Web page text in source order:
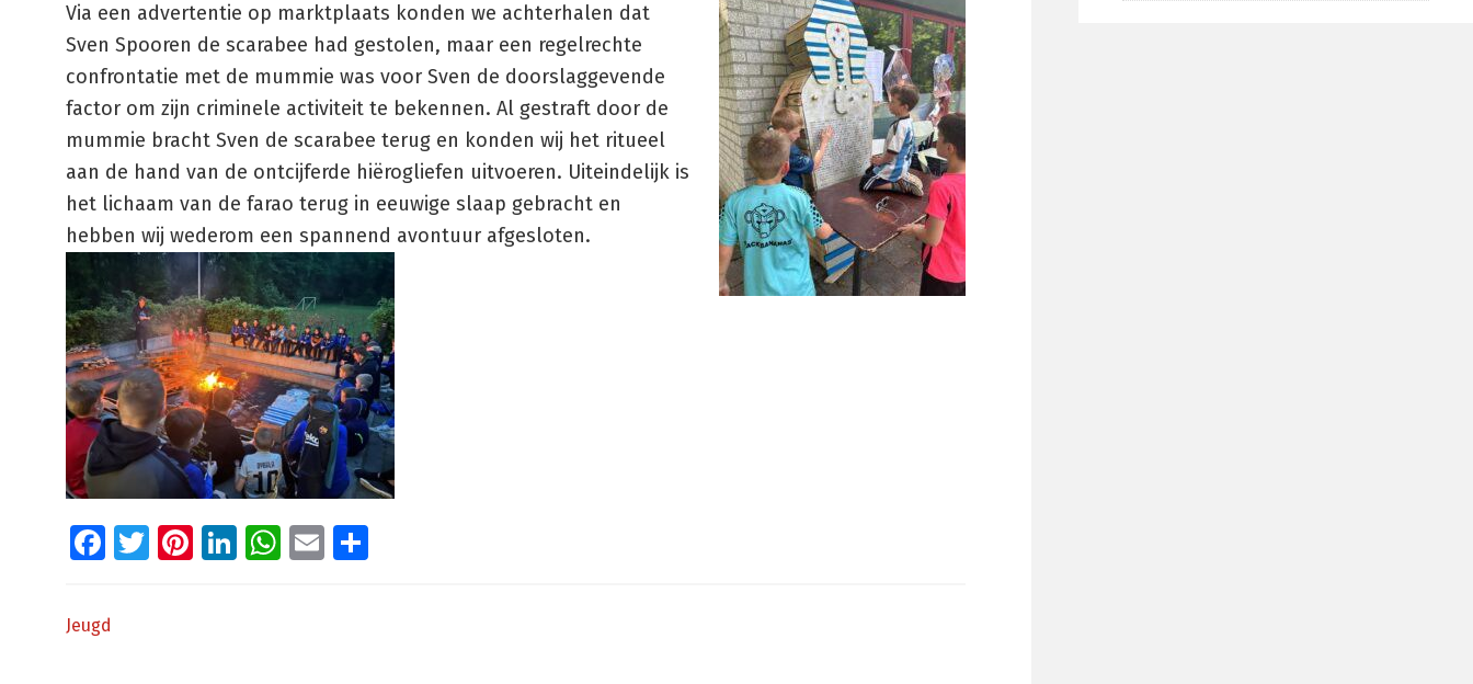
Via een advertentie op marktplaats konden we achterhalen dat
Sven Spooren de scarabee had gestolen, maar een regelrechte
confrontatie met de mummie was voor Sven de doorslaggevende
factor om zijn criminele activiteit te bekennen. Al gestraft door de
mummie bracht Sven de scarabee terug en konden wij het ritueel
aan de hand van de ontcijferde hiërogliefen uitvoeren. Uiteindelijk is
het lichaam van de farao terug in eeuwige slaap gebracht en
hebben wij wederom een spannend avontuur afgesloten.
Facebook
Twitter
Pinterest
LinkedIn
WhatsApp
Email
Jeugd